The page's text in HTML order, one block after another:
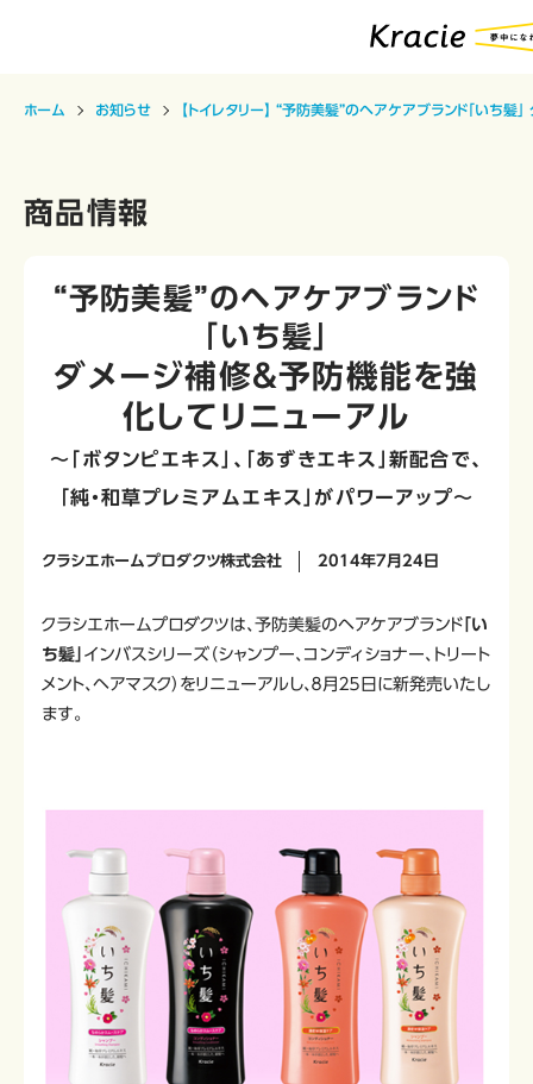
ホーム お知らせ 【トイレタリー】 “予防美髪”のヘアケアブランド「いち
商品情報
“予防美髪”のヘアケアブランド
「いち髪」
ダメージ補修＆予防機能を強
化してリニューアル
～「ボタンピエキス」、「あずきエキス」新配合で、
「純・和草プレミアムエキス」がパワーアップ～
クラシエホームプロダクツ株式会社 2014年7月24日
クラシエホームプロダクツは、予防美髪のヘアケアブランド 「い
ち髪」 インバスシリーズ（シャンプー、コンディショナー、トリート
メント、ヘアマスク）をリニューアルし、８月２５日に新発売いたし
ます。